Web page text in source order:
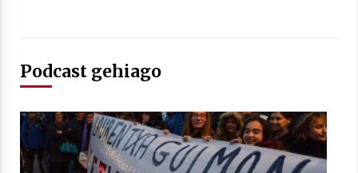
2021/07/06
Hala Bedi irratiko Hizpidea saioan
Podcast gehiago